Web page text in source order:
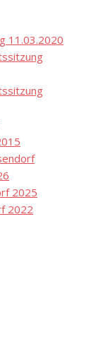
11.03.2020
2025
2022